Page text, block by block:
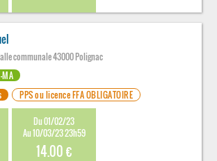
communale 43000 Polignac
MA
PPS ou licence FFA OBLIGATOIRE
Du 01/02/23
Au 10/03/23 23h59
14.00 €